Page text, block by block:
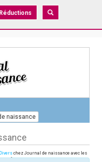
Réductions
naissance
chez Journal de naissance avec les